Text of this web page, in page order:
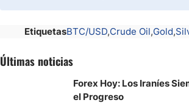
EtiquetasBTC/USD Crude Oil Gold
Últimas noticias
Forex Hoy: Los Iraníes
el Progreso